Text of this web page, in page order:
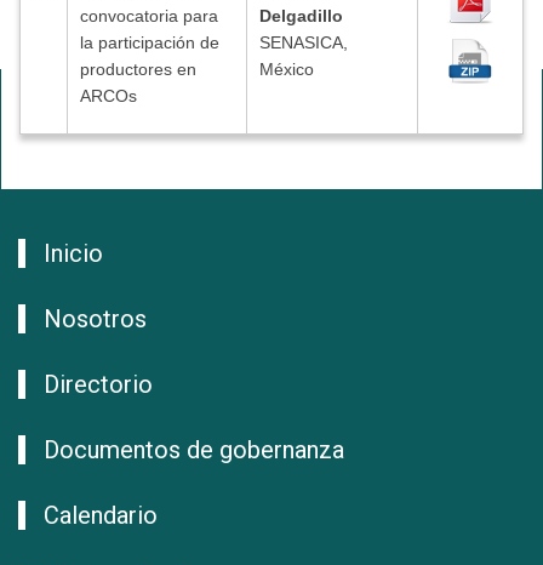
convocatoria para
la participación de
productores en
ARCOs
Delgadillo
SENASICA,
México
Inicio
Nosotros
Directorio
Documentos de gobernanza
Calendario